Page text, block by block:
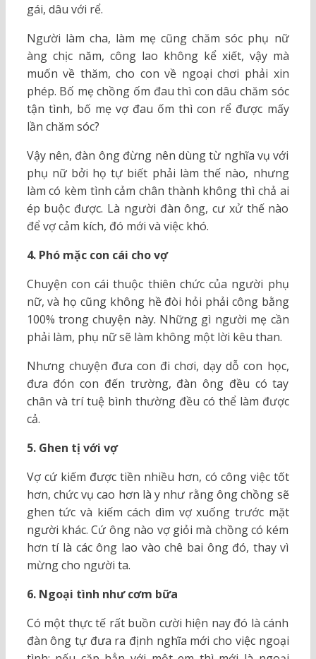
gái, dâu với rể.
Người làm cha, làm mẹcũng chăm sóc phụ nữ
àng chịc năm, công lao không kể xiết, vậy mà
muốn về thăm, cho con về ngoại chơi phải xin
phép. Bố mẹ chồng ốm đau thì con dâu chăm sóc
tận tình, bố mẹ vợ đau ốm thì con rể được mấy
lần chăm sóc?
Vậy nên, đàn ông đừng nên dùng từ nghĩa vụ với
phụ nữ bởi họ tự biết phải làm thế nào, nhưng
làm có kèm tình cảm chân thành không thì chả ai
ép buộc được. Là người đàn ông, cư xử thế nào
để vợ cảm kích, đó mới và việc khó.
4. Phó mặc con cái cho vợ
Chuyện con cái thuộc thiên chức của người phụ
nữ, và họ cũng không hề đòi hỏi phải công bằng
100% trong chuyện này. Những gì người mẹ cần
phải làm, phụ nữ sẽ làm không một lời kêu than.
Nhưng chuyện đưa con đi chơi, dạy dỗ con học,
đưa đón con đến trường, đàn ông đều có tay
chân và trí tuệ bình thường đều có thể làm được
cả.
5. Ghen tị với vợ
Vợ cứ kiếm được tiền nhiều hơn, có công việc tốt
hơn, chức vụ cao hơn là y như rằng ông chồng sẽ
ghen tức và kiếm cách dìm vợ xuống trước mặt
người khác. Cứ ông nào vợ giỏi mà chồng có kém
hơn tí là các ông lao vào chê bai ông đó, thay vì
mừng cho người ta.
6. Ngoại tình như cơm bữa
Có một thực tế rất buồn cười hiện nay đó là cánh
đàn ông tự đưa ra định nghĩa mới cho việc ngoại